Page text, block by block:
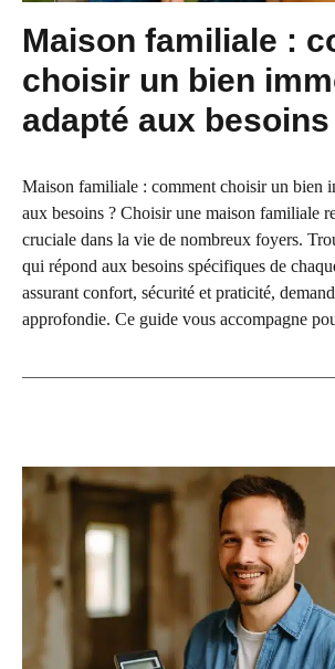
Maison familiale :
choisir un bien
adapté aux besoins
Maison familiale : comment choisir un bien
aux besoins ? Choisir une maison familiale
cruciale dans la vie de nombreux foyers.
qui répond aux besoins spécifiques de
assurant confort, sécurité et praticité,
approfondie. Ce guide vous accompagne